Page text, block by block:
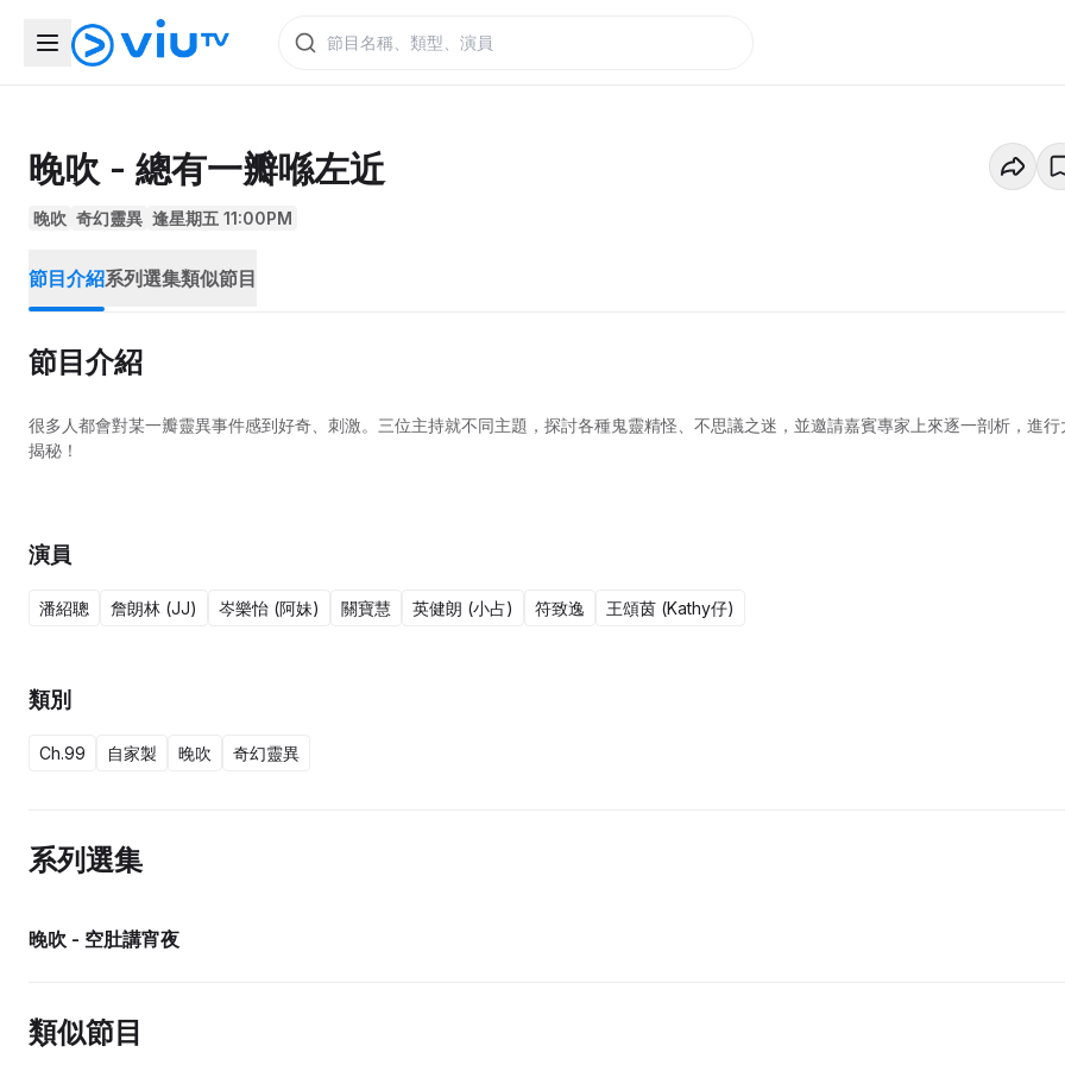
晚吹 - 總有一瓣喺左近
晚吹 奇幻靈異 逢星期五 11:00PM
節目介紹系列選集類似節目
節目介紹
很多人都會對某一瓣靈異事件感到好奇、刺激。三位主持就不同主題，探討各種鬼靈精怪、不思議之迷，並邀請嘉賓專家上來逐一剖析，進行
揭秘！
演員
潘紹聰 詹朗林 (JJ) 岑樂怡 (阿妹) 關寶慧 英健朗 (小占) 符致逸 王頌茵 (Kathy仔)
類別
Ch.99 自家製 晚吹 奇幻靈異
系列選集
晚吹 - 空肚講宵夜
類似節目